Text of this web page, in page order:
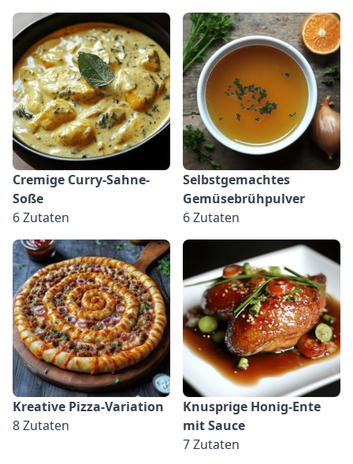
Cremige Curry-Sahne-
Soße
6 Zutaten
Selbstgemachtes
Gemüsebrühpulver
6 Zutaten
Kreative Pizza-Variation
8 Zutaten
Knusprige Honig-Ente
mit Sauce
7 Zutaten